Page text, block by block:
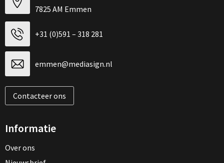
7825 AM Emmen
+31 (0)591 – 318 281
emmen@mediasign.nl
Contacteer ons
Informatie
Over ons